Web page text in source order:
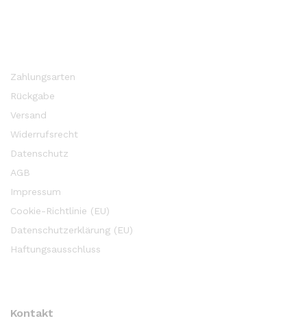
Zahlungsarten
Rückgabe
Versand
Widerrufsrecht
Datenschutz
AGB
Impressum
Cookie-Richtlinie (EU)
Datenschutzerklärung (EU)
Haftungsausschluss
Kontakt